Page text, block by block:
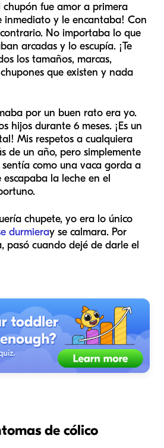
fue amor a primera
inmediato y le encantaba! Con
No importaba lo que
arcadas y lo escupía. ¡Te
los tamaños, marcas,
que existen y nada
por un buen rato era yo.
hijos durante 6 meses. ¡Es un
Mis respetos a cualquiera
de un año, pero simplemente
como una vaca gorda a
escapaba la leche en el
chupete, yo era lo único
durmieray se calmara. Por
pasó cuando dejé de darle el
de cólico